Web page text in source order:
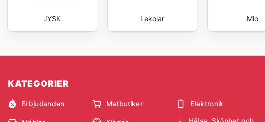
JYSK Lekolar Mio
KATEGORIER
Erbjudanden Matbutiker Elektronik